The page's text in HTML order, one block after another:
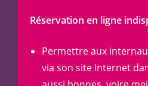
Réservation en ligne
Permettre aux
via son site Internet